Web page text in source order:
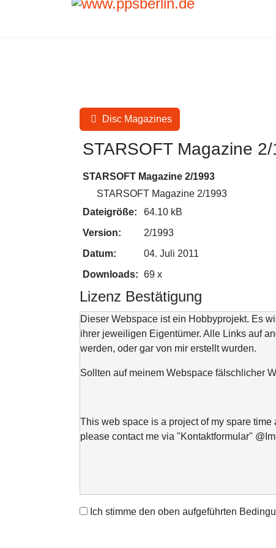
Disc Magazines
STARSOFT Magazine
STARSOFT Magazine 2/1993
STARSOFT Magazine 2/1993
Dateigröße:
64.10 kB
Version:
2/1993
Datum:
04. Juli 2011
Downloads: 69 x
Lizenz Bestätigung
Dieser Webspace ist ein Hobbyprojekt. Es
ihrer jeweiligen Eigentümer. Alle Links auf
werden, oder gar von mir erstellt wurden.
Sollten auf meinem Webspace fälschlicher
This web space is a project of my spare
please contact me via "Kontaktformular"
Ich stimme den oben aufgeführten